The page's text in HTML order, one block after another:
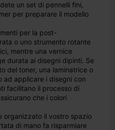
un set di pennelli fini,
per preparare il modello
per la post-
o uno strumento rotante
mentre una vernice
durata ai disegni dipinti. Se
del toner, una laminatrice o
ad applicare i disegni con
facilitano il processo di
che i colori
organizzato il vostro spazio
di mano fa risparmiare